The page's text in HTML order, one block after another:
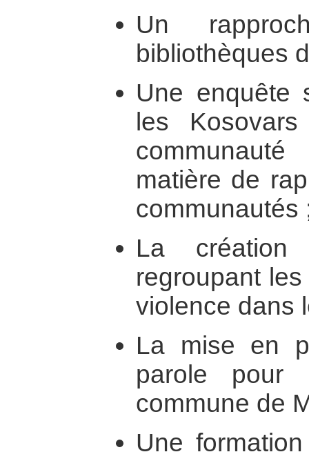
Un
bibliothèques
Une enquête
les
matière de
communautés
La création
regroupant
violence dans
La mise en
parole
commune de
Une